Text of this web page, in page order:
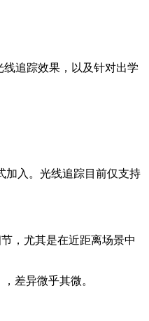
线追踪效果，以及针对出学
加入。光线追踪目前仅支持
，尤其是在近距离场景中
差异微乎其微。